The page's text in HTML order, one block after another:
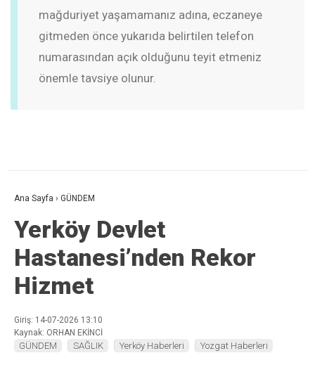
mağduriyet yaşamamanız adına, eczaneye
gitmeden önce yukarıda belirtilen telefon
numarasından açık olduğunu teyit etmeniz
önemle tavsiye olunur.
Ana Sayfa › GÜNDEM
Yerköy Devlet
Hastanesi’nden Rekor
Hizmet
Giriş: 14-07-2026 13:10
Kaynak: ORHAN EKİNCİ
GÜNDEM SAĞLIK Yerköy Haberleri Yozgat Haberleri